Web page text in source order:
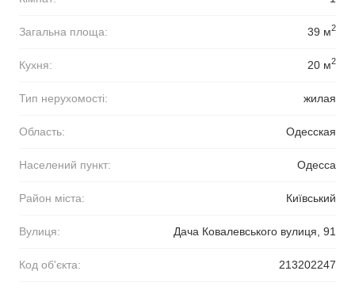
Загальна площа: 39 м2
Кухня: 20 м2
Тип нерухомості: жилая
Область: Одесская
Населений пункт: Одесса
Район міста: Київський
Вулиця: Дача Ковалевського вулиця, 91
Код об'єкта: 213202247